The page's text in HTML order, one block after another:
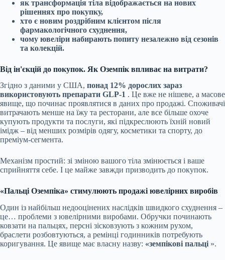
як трансформація тіла відображається на нових
рішеннях про покупку,
хто є новим роздрібним клієнтом після
фармакологічного схуднення,
чому ювеліри набирають попиту незалежно від сезонів
та колекцій.
Від ін'єкцій до покупок. Як Оземпік впливає на витрати?
Згідно з даними у США, понад 12% дорослих зараз
використовують препарати GLP-1 . Це вже не нішеве, а масове
явище, що починає проявлятися в даних про продажі. Споживачі
витрачають менше на їжу та ресторани, але все більше охоче
купують продукти та послуги, які підкреслюють їхній новий
імідж – від менших розмірів одягу, косметики та спорту, до
преміум-сегмента.
Механізм простий: зі зміною вашого тіла змінюється і ваше
сприйняття себе. І це майже завжди призводить до покупок.
«Пальці Оземпіка» стимулюють продажі ювелірних виробів
Один із найбільш недооцінених наслідків швидкого схуднення –
це… проблеми з ювелірними виробами. Обручки починають
ковзати на пальцях, персні зісковзують з кожним рухом,
браслети розбовтуються, а ремінці годинників потребують
коригування. Це явище має власну назву: «земпікові пальці ».